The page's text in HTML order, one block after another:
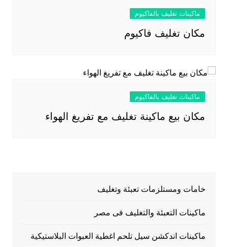
ماكينات تغليف بالفاكيوم
مكان تغليف فاكيوم
ماكينات تغليف بالفاكيوم
مكان بيع ماكينة تغليف مع تفريغ الهواء
خامات ومستلزمات تعبئة وتغليف
ماكينات التعبئة والتغليف فى مصر
ماكينات اندكشن سيل تلحم اغطية العبوات البلاستيكية